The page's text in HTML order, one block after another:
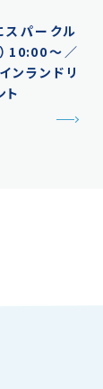
パークル
10:00〜／
ンランドリ
ト